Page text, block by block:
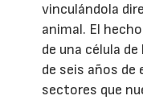
vinculándola
animal. El
de una célula
de seis años de
sectores que